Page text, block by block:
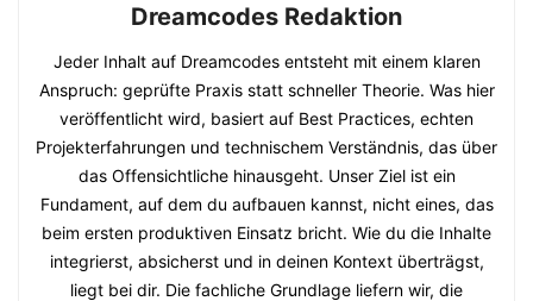
Dreamcodes Redaktion
Jeder Inhalt auf Dreamcodes entsteht mit einem klaren
Anspruch: geprüfte Praxis statt schneller Theorie. Was hier
veröffentlicht wird, basiert auf Best Practices, echten
Projekterfahrungen und technischem Verständnis, das über
das Offensichtliche hinausgeht. Unser Ziel ist ein
Fundament, auf dem du aufbauen kannst, nicht eines, das
beim ersten produktiven Einsatz bricht. Wie du die Inhalte
integrierst, absicherst und in deinen Kontext überträgst,
liegt bei dir. Die fachliche Grundlage liefern wir, die